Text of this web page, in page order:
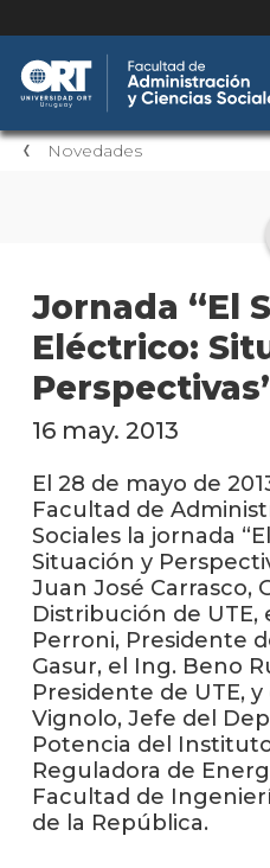
Novedades
Jornada “El
Eléctrico:
16 may. 2013
El 28 de mayo de
Facultad de
Sociales la jornada
Situación y
Juan José Carrasco,
Distribución de UTE,
Perroni, Presidente
Gasur, el Ing. Beno
Presidente de UTE,
Vignolo, Jefe del
Potencia del
Reguladora de
Facultad de
de la República.